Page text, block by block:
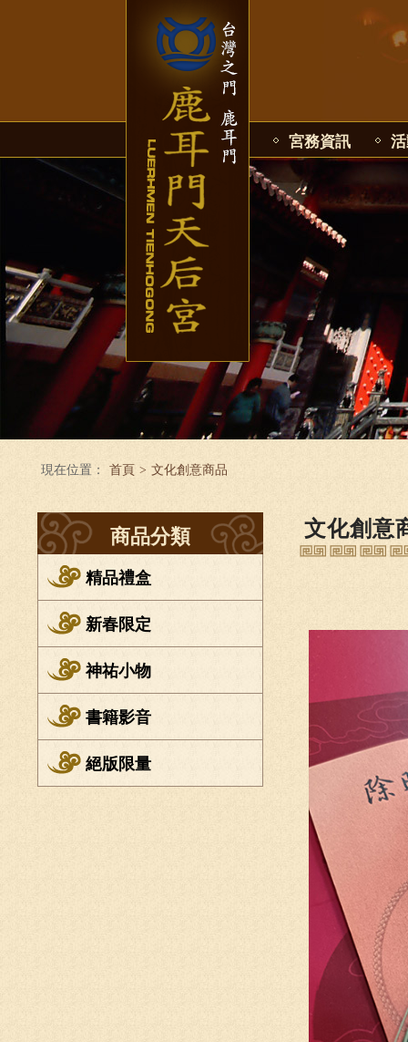
宮務資訊
現在位置： 首頁 > 文化創意商品
商品分類
精品禮盒
新春限定
神祐小物
書籍影音
絕版限量
文化創意